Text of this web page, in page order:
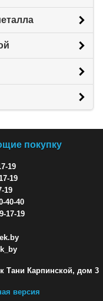
покупку
19
19
19
40-40
17-19
Тани Карпинской, дом 3
версия